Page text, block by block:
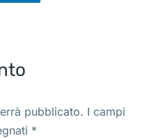
pubblicato. I campi
*